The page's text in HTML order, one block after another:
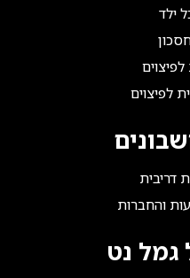
ילד
לפיצוים
דריבית
והחברות
גמל נט